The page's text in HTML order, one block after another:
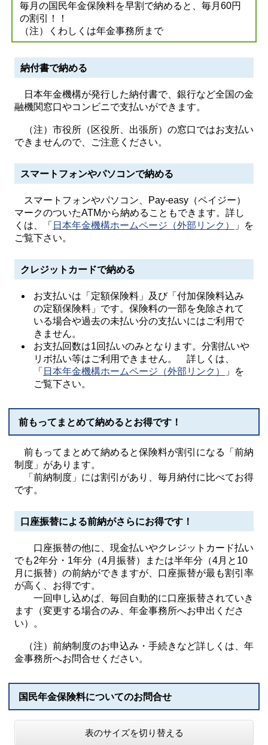
毎月の国民年金保険料を早割で納めると、毎月60円
の割引！！
（注）くわしくは年金事務所まで
納付書で納める
日本年金機構が発行した納付書で、銀行など全国の金
融機関窓口やコンビニで支払いができます。
（注）市役所（区役所、出張所）の窓口ではお支払い
できませんので、ご注意ください。
スマートフォンやパソコンで納める
スマートフォンやパソコン、Pay-easy（ペイジー）
マークのついたATMから納めることもできます。詳し
くは、「 日本年金機構ホームページ（外部リンク）
」を
ご覧下さい。
クレジットカードで納める
お支払いは「定額保険料」及び「付加保険料込み
の定額保険料」です。保険料の一部を免除されて
いる場合や過去の未払い分の支払いにはご利用で
きません。
お支払回数は1回払いのみとなります。分割払いや
リボ払い等はご利用できません。 詳しくは、
「 日本年金機構ホームページ（外部リンク）
」を
ご覧下さい。
前もってまとめて納めるとお得です！
前もってまとめて納めると保険料が割引になる「前納
制度」があります。
「前納制度」には割引があり、毎月納付に比べてお得
です。
口座振替による前納がさらにお得です！
口座振替の他に、現金払いやクレジットカード払い
でも2年分・1年分（4月振替）または半年分（4月と10
月に振替）の前納ができますが、口座振替が最も割引率
が高く、お得です。
一回申し込めば、毎回自動的に口座振替されていき
ます（変更する場合のみ、年金事務所へお申出くださ
い）。
（注）前納制度のお申込み・手続きなど詳しくは、年
金事務所へお問合せください。
国民年金保険料についてのお問合せ
表のサイズを切り替える